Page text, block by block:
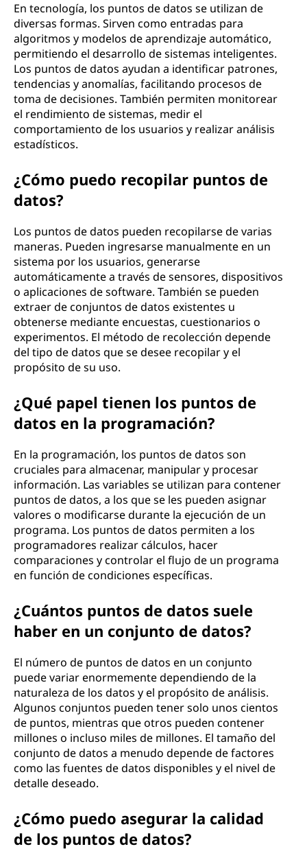
En tecnología, los puntos de datos se utilizan de
diversas formas. Sirven como entradas para
algoritmos y modelos de aprendizaje automático,
permitiendo el desarrollo de sistemas inteligentes.
Los puntos de datos ayudan a identificar patrones,
tendencias y anomalías, facilitando procesos de
toma de decisiones. También permiten monitorear
el rendimiento de sistemas, medir el
comportamiento de los usuarios y realizar análisis
estadísticos.
¿Cómo puedo recopilar puntos de
datos?
Los puntos de datos pueden recopilarse de varias
maneras. Pueden ingresarse manualmente en un
sistema por los usuarios, generarse
automáticamente a través de sensores, dispositivos
o aplicaciones de software. También se pueden
extraer de conjuntos de datos existentes u
obtenerse mediante encuestas, cuestionarios o
experimentos. El método de recolección depende
del tipo de datos que se desee recopilar y el
propósito de su uso.
¿Qué papel tienen los puntos de
datos en la programación?
En la programación, los puntos de datos son
cruciales para almacenar, manipular y procesar
información. Las variables se utilizan para contener
puntos de datos, a los que se les pueden asignar
valores o modificarse durante la ejecución de un
programa. Los puntos de datos permiten a los
programadores realizar cálculos, hacer
comparaciones y controlar el flujo de un programa
en función de condiciones específicas.
¿Cuántos puntos de datos suele
haber en un conjunto de datos?
El número de puntos de datos en un conjunto
puede variar enormemente dependiendo de la
naturaleza de los datos y el propósito de análisis.
Algunos conjuntos pueden tener solo unos cientos
de puntos, mientras que otros pueden contener
millones o incluso miles de millones. El tamaño del
conjunto de datos a menudo depende de factores
como las fuentes de datos disponibles y el nivel de
detalle deseado.
¿Cómo puedo asegurar la calidad
de los puntos de datos?